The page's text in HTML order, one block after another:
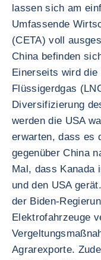
lassen sich am
Umfassende
(CETA) voll
China befinden
Einerseits wird
Flüssigerdgas
Diversifizierung
werden die USA
erwarten, dass es
gegenüber China
Mal, dass Kanada
und den USA
der Biden-
Elektrofahrzeuge
Agrarexporte.